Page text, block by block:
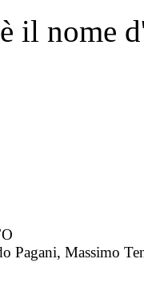
il nome
Pagani, Massimo